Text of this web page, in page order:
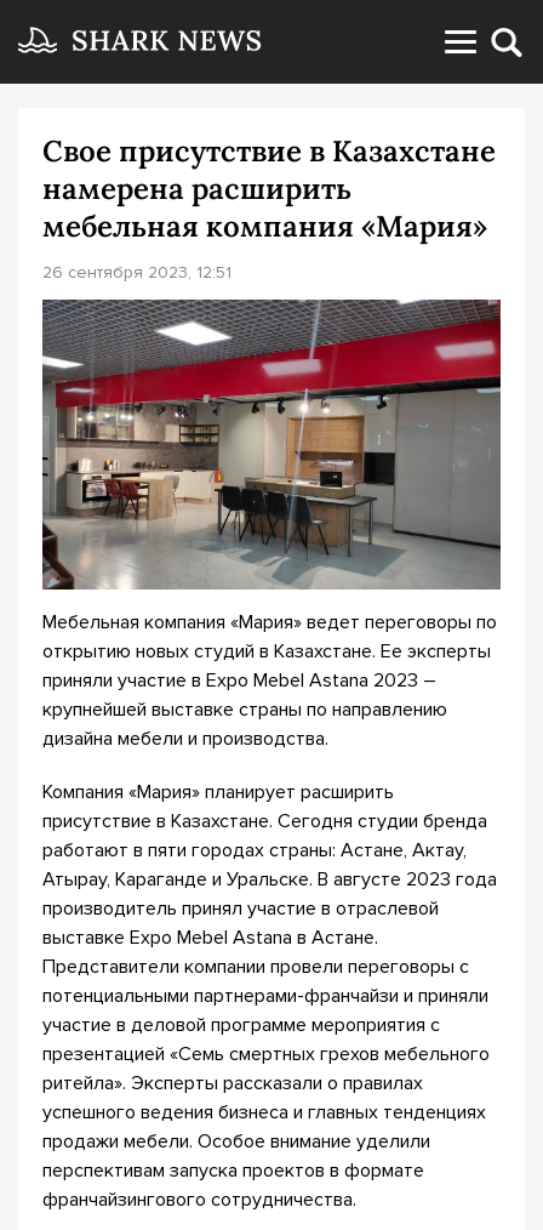
Свое присутствие в Казахстане
намерена расширить
мебельная компания «Мария»
26 сентября 2023, 12:51
Мебельная компания «Мария» ведет переговоры по
открытию новых студий в Казахстане. Ее эксперты
приняли участие в Expo Mebel Astana 2023 –
крупнейшей выставке страны по направлению
дизайна мебели и производства.
Компания «Мария» планирует расширить
присутствие в Казахстане. Сегодня студии бренда
работают в пяти городах страны: Астане, Актау,
Атырау, Караганде и Уральске. В августе 2023 года
производитель принял участие в отраслевой
выставке Expo Mebel Astana в Астане.
Представители компании провели переговоры с
потенциальными партнерами-франчайзи и приняли
участие в деловой программе мероприятия с
презентацией «Семь смертных грехов мебельного
ритейла». Эксперты рассказали о правилах
успешного ведения бизнеса и главных тенденциях
продажи мебели. Особое внимание уделили
перспективам запуска проектов в формате
франчайзингового сотрудничества.